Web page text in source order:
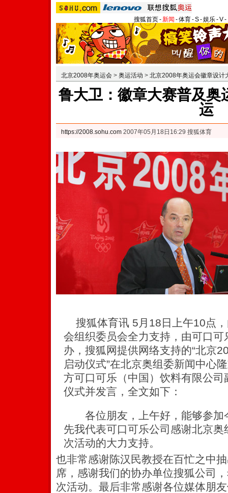
搜狐首页-新闻 -体育-S-娱乐-V-
北京2008年奥运会 > 奥运活动 > 北京2008年奥运会徽章设计
鲁大卫：徽章大赛普及奥
运
https://2008.sohu.com 2007年05月18日16:29 搜狐体育
搜狐体育讯 5月18日上午10点
会组织委员会全力支持，由可口
办，搜狐网提供网络支持的“北京
启动仪式”在北京奥组委新闻中心
方可口可乐（中国）饮料有限公
仪式并发言，全文如下：
各位朋友，上午好，能够参加
先我代表可口可乐公司感谢北京
次活动的大力支持。
也非常感谢陈汉民教授在百忙之中
席，感谢我们的协办单位搜狐公司
次活动。最后非常感谢各位媒体朋